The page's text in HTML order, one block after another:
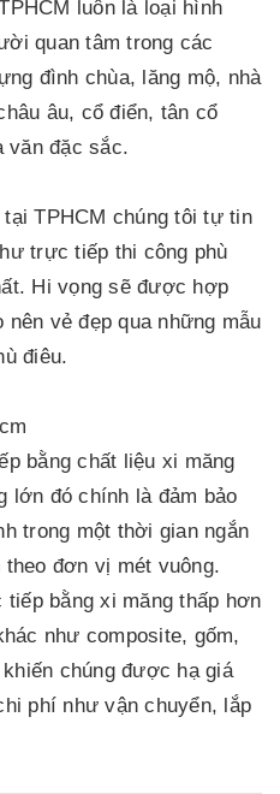
luôn là loại hình
quan tâm trong các
đình chùa, lăng mộ, nhà
âu, cổ điển, tân cổ
văn đặc sắc.
TPHCM chúng tôi tự tin
trực tiếp thi công phù
Hi vọng sẽ được hợp
vẻ đẹp qua những mẫu
điêu.
bằng chất liệu xi măng
lớn đó chính là đảm bảo
trong một thời gian ngắn
đơn vị mét vuông.
bằng xi măng thấp hơn
như composite, gốm,
chúng được hạ giá
phí như vận chuyển, lắp